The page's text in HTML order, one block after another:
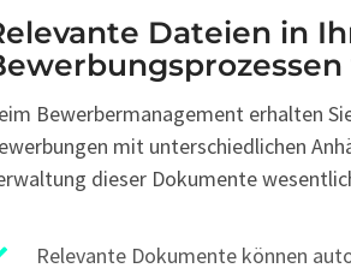
Dateien in
Bewerbermanagement erhalten
mit unterschiedlichen
dieser Dokumente
Relevante Dokumente können